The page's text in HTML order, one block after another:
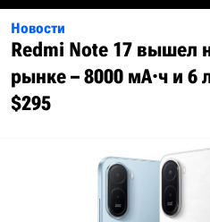
Новости
Redmi Note 17 вышел
рынке – 8000 мА·ч и 6
$295